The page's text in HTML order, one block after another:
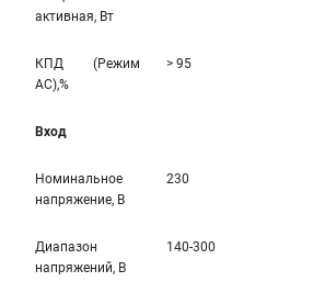
активная, Вт
КПД (Режим
AC),%
> 95
Вход
Номинальное
напряжение, В
230
Диапазон
напряжений, В
140-300